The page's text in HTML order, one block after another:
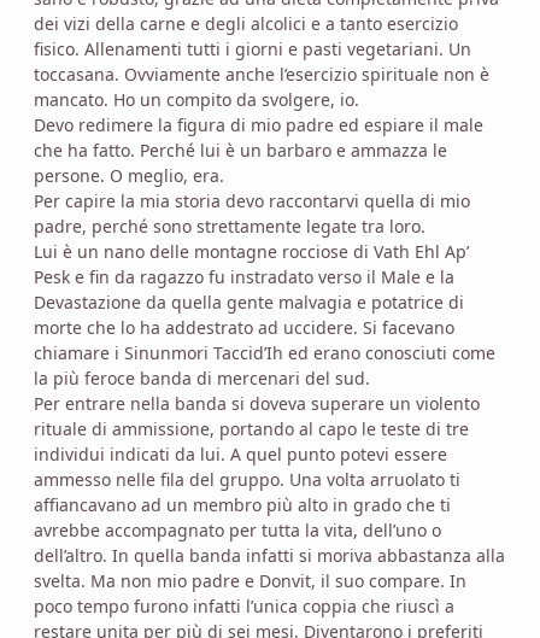
dei vizi della carne e degli alcolici e a tanto esercizio
fisico. Allenamenti tutti i giorni e pasti vegetariani. Un
toccasana. Ovviamente anche l’esercizio spirituale non è
mancato. Ho un compito da svolgere, io.
Devo redimere la figura di mio padre ed espiare il male
che ha fatto. Perché lui è un barbaro e ammazza le
persone. O meglio, era.
Per capire la mia storia devo raccontarvi quella di mio
padre, perché sono strettamente legate tra loro.
Lui è un nano delle montagne rocciose di Vath Ehl Ap’
Pesk e fin da ragazzo fu instradato verso il Male e la
Devastazione da quella gente malvagia e potatrice di
morte che lo ha addestrato ad uccidere. Si facevano
chiamare i Sinunmori Taccid’Ih ed erano conosciuti come
la più feroce banda di mercenari del sud.
Per entrare nella banda si doveva superare un violento
rituale di ammissione, portando al capo le teste di tre
individui indicati da lui. A quel punto potevi essere
ammesso nelle fila del gruppo. Una volta arruolato ti
affiancavano ad un membro più alto in grado che ti
avrebbe accompagnato per tutta la vita, dell’uno o
dell’altro. In quella banda infatti si moriva abbastanza alla
svelta. Ma non mio padre e Donvit, il suo compare. In
poco tempo furono infatti l’unica coppia che riuscì a
restare unita per più di sei mesi. Diventarono i preferiti